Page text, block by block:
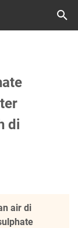
di
air di